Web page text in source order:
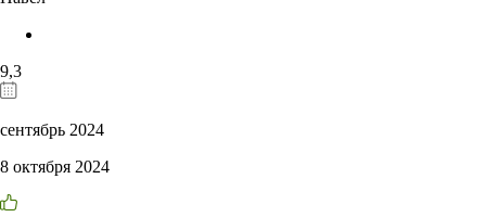
9,3
сентябрь 2024
8 октября 2024